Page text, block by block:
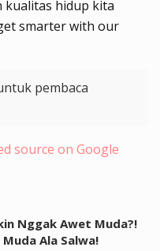
kualitas hidup kita
smarter with our
pembaca
source on Google
Nggak Awet Muda?!
Ala Salwa!